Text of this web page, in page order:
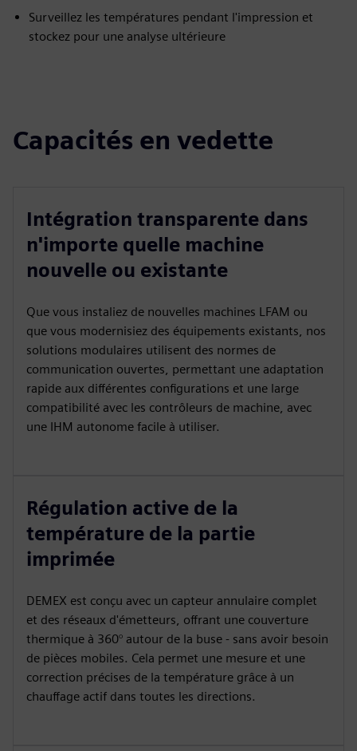
Surveillez les températures pendant l'impression et
stockez pour une analyse ultérieure
Capacités en vedette
Intégration transparente dans
n'importe quelle machine
nouvelle ou existante
Que vous instaliez de nouvelles machines LFAM ou
que vous modernisiez des équipements existants, nos
solutions modulaires utilisent des normes de
communication ouvertes, permettant une adaptation
rapide aux différentes configurations et une large
compatibilité avec les contrôleurs de machine, avec
une IHM autonome facile à utiliser.
Régulation active de la
température de la partie
imprimée
DEMEX est conçu avec un capteur annulaire complet
et des réseaux d'émetteurs, offrant une couverture
thermique à 360° autour de la buse - sans avoir besoin
de pièces mobiles. Cela permet une mesure et une
correction précises de la température grâce à un
chauffage actif dans toutes les directions.